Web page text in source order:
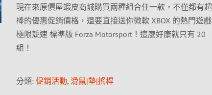
現在來原價屋蝦皮商城購買兩種組合任一款，不僅都有超
棒的優惠促銷價格，還要直接送你微軟 XBOX 的熱門遊戲
極限競速 標準版 Forza Motorsport！這麼好康就只有 20
組！
分類: 促銷活動, 滑鼠|墊|搖桿